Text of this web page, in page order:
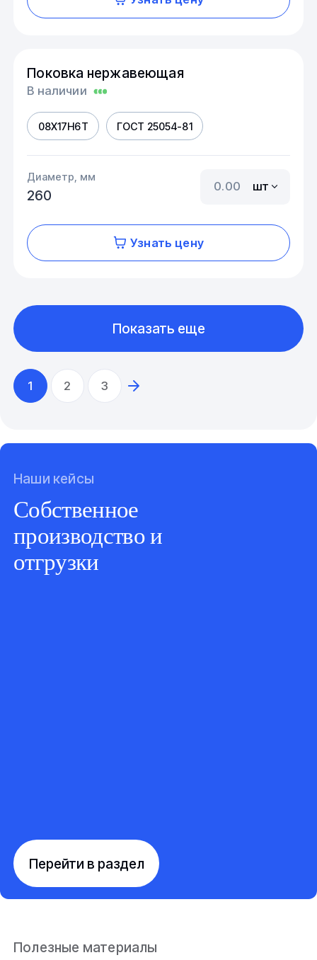
Поковка нержавеющая
В наличии
08Х17Н6Т ГОСТ 25054-81
Диаметр, мм
260
шт
Узнать цену
1 2 3
Показать еще
Наши кейсы
Собственное
производство и
отгрузки
Перейти в раздел
Полезные материалы